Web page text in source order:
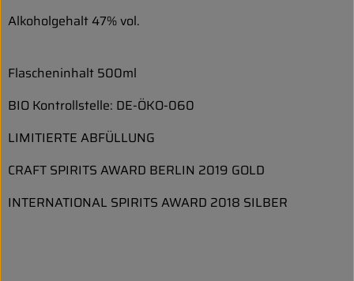
Alkoholgehalt 47% vol.
Flascheninhalt 500ml
BIO Kontrollstelle: DE-ÖKO-060
LIMITIERTE ABFÜLLUNG
CRAFT SPIRITS AWARD BERLIN 2019 GOLD
INTERNATIONAL SPIRITS AWARD 2018 SILBER